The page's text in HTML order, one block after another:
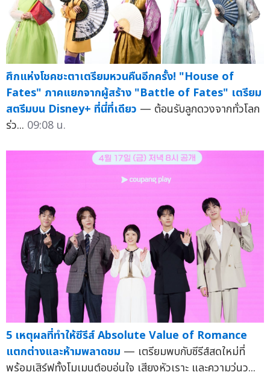
ศึกแห่งโชคชะตาเตรียมหวนคืนอีกครั้ง! "House of
Fates" ภาคแยกจากผู้สร้าง "Battle of Fates" เตรียม
สตรีมบน Disney+ ที่นี่ที่เดียว — ต้อนรับลูกดวงจากทั่วโลก
ร่ว... 09:08 น.
5 เหตุผลที่ทำให้ซีรีส์ Absolute Value of Romance
แตกต่างและห้ามพลาดชม — เตรียมพบกับซีรีส์สดใหม่ที่
พร้อมเสิร์ฟทั้งโมเมนต์อบอุ่นใจ เสียงหัวเราะ และความวุ่นว...